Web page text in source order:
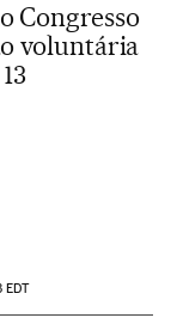
Congresso
voluntária
EDT